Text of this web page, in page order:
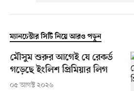
ম্যানচেস্টার সিটি নিয়ে আরও পড়ুন
মৌসুম শুরুর আগেই যে রেকর্ড
গড়েছে ইংলিশ প্রিমিয়ার লিগ
০৫ আগস্ট ২০২৬